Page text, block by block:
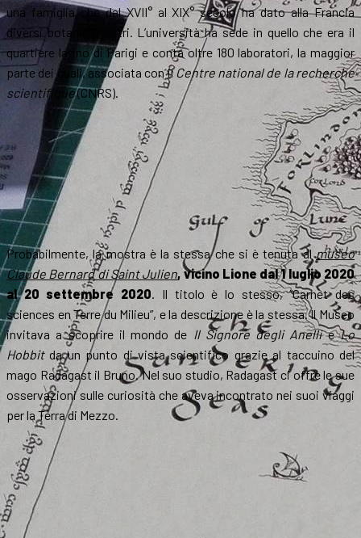
una famiglia che dal XVII° al XIX° secolo ha dato alla Francia
diversi botanici illustri. L’università ha sede in quello che era il
quartiere latino di Parigi e conta oltre 180 laboratori, la maggior
parte dei quali, associata con ilCentre national de la recherche
scientifique(CNRS).
Probabilmente, la mostra è la stessa che si è tenuta almuseo
Claude Bernard di Saint Julien, vicino Lione dal 1 luglio 2020
al 20 settembre 2020 . Il titolo è lo stesso, “Carnet des
sciences en Terre du Milieu”, e la descrizione è la stessa. Il Museo
invitava a scoprire il mondo de Il Signore degli AnellieLo
Hobbitda un punto di vista scientifico grazie al taccuino del
mago Radagast il Bruno. Nel suo studio, Radagast ci offre le sue
osservazioni sulle curiosità che aveva incontrato nei suoi viaggi
per la Terra di Mezzo.